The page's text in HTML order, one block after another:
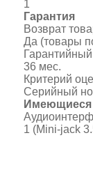
1
Гарантия
Возврат
Да (товары
36 мес.
Критерий
Серийный
1 (Mini-jack